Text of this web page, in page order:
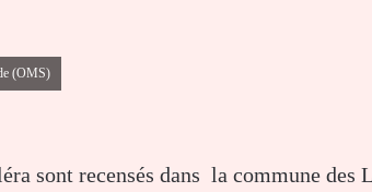
(OMS)
sont recensés dans la commune des